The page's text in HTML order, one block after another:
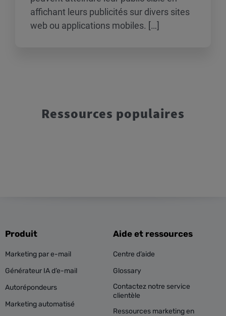
affichant leurs publicités sur divers sites
web ou applications mobiles. […]
Ressources populaires
Produit
Marketing par e-mail
Générateur IA d’e-mail
Autorépondeurs
Marketing automatisé
Aide et ressources
Centre d’aide
Glossary
Contactez notre service
clientèle
Ressources marketing en